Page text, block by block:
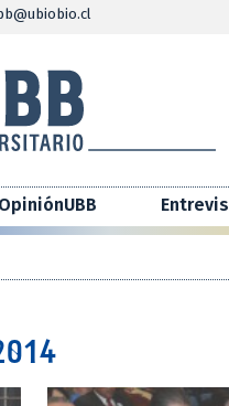
OpiniónUBB